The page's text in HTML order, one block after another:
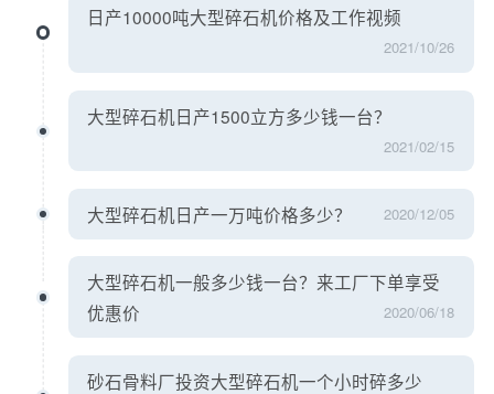
日产10000吨大型碎石机价格及工作视频
2021/10/26
大型碎石机日产1500立方多少钱一台？
2021/02/15
大型碎石机日产一万吨价格多少？ 2020/12/05
大型碎石机一般多少钱一台？来工厂下单享受
优惠价
2020/06/18
砂石骨料厂投资大型碎石机一个小时碎多少